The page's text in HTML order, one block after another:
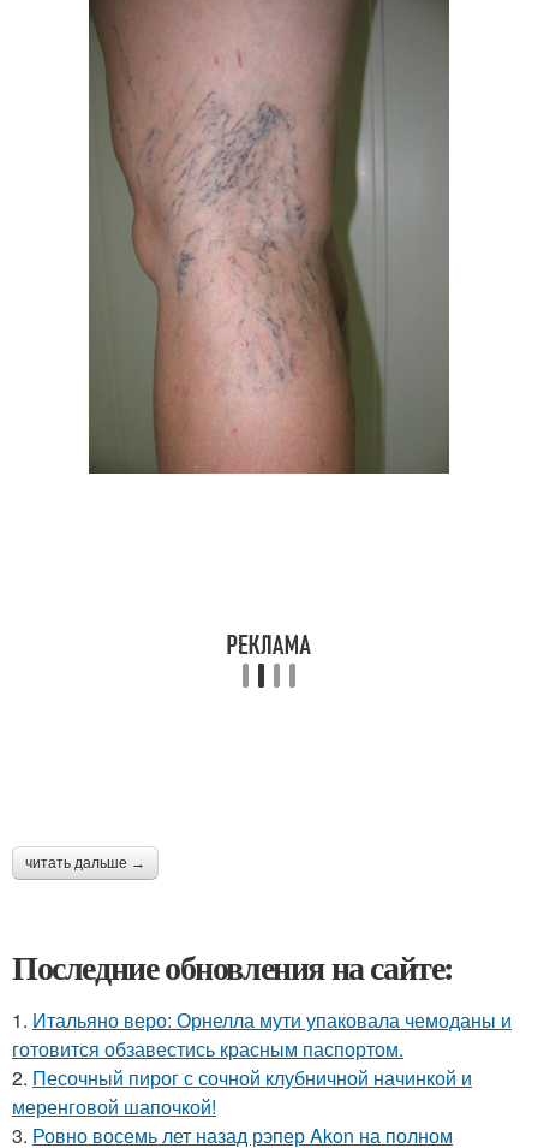
читать дальше →
Последние обновления на сайте:
1. Итальяно веро: Орнелла мути упаковала чемоданы и
готовится обзавестись красным паспортом.
2. Песочный пирог с сочной клубничной начинкой и
меренговой шапочкой!
3. Ровно восемь лет назад рэпер Akon на полном